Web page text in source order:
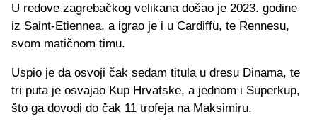
U redove zagrebačkog velikana došao je 2023. godine
iz Saint-Etiennea, a igrao je i u Cardiffu, te Rennesu,
svom matičnom timu.
Uspio je da osvoji čak sedam titula u dresu Dinama, te
tri puta je osvajao Kup Hrvatske, a jednom i Superkup,
što ga dovodi do čak 11 trofeja na Maksimiru.